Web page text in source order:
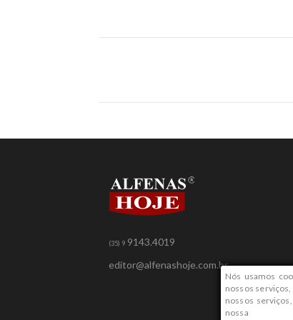
Nós usamos
nossos
nossos
nossa
(35) 9 9143.4019
editor@alfenashoje.com.br